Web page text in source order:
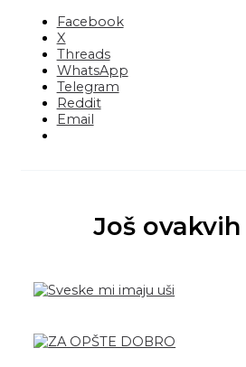
Facebook
X
Threads
WhatsApp
Telegram
Reddit
Email
Još